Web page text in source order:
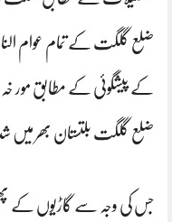
ضلع گلگت کے تمام عوام
ضلع گلگت بلتستان بھر میں
جس کی وجہ سے گاڑیوں کے